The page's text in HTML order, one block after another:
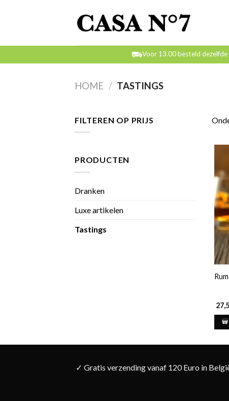
Voor 13.00 besteld
HOME / TASTINGS
FILTEREN OP PRIJS
PRODUCTEN
Dranken
Luxe artikelen
Tastings
✓ Gratis verzending vanaf 120 Euro in